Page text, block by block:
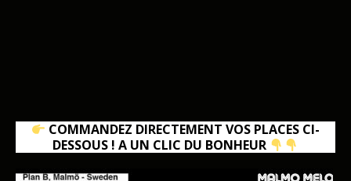
COMMANDEZ DIRECTEMENT VOS PLACES CI-
DESSOUS ! A UN CLIC DU BONHEUR